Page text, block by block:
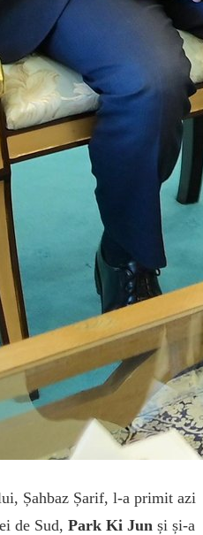
Șahbaz Șarif, l-a primit azi
de Sud, Park Ki Jun și și-a